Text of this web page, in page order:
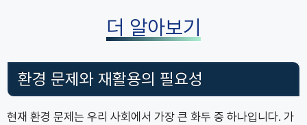
더 알아보기
환경 문제와 재활용의 필요성
현재 환경 문제는 우리 사회에서 가장 큰 화두 중 하나입니다. 가